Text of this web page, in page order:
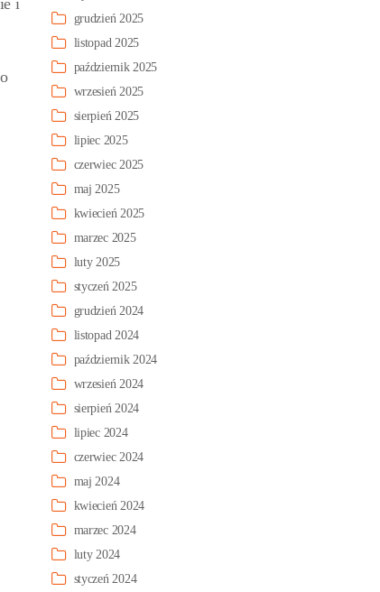
i
grudzień 2025
listopad 2025
październik 2025
wrzesień 2025
sierpień 2025
lipiec 2025
czerwiec 2025
maj 2025
kwiecień 2025
marzec 2025
luty 2025
styczeń 2025
grudzień 2024
listopad 2024
październik 2024
wrzesień 2024
sierpień 2024
lipiec 2024
czerwiec 2024
maj 2024
kwiecień 2024
marzec 2024
luty 2024
styczeń 2024